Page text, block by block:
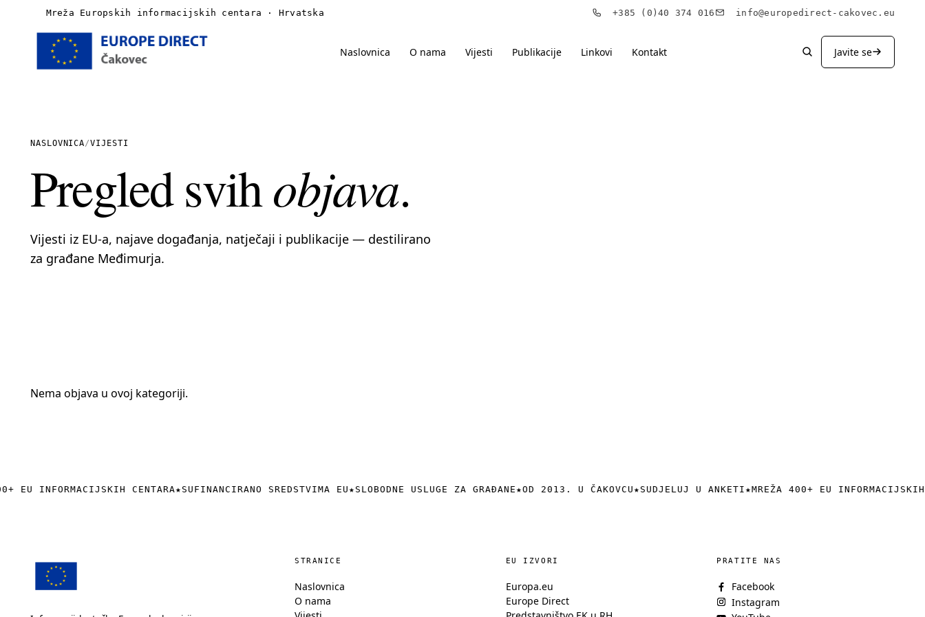
Mreža Europskih informacijskih centara · Hrvatska +385 (0)40 374 016 info@europedirect-cakovec.eu
Naslovnica O nama Vijesti Publikacije Linkovi Kontakt Javite se
Vijesti
Publikacije
Linkovi
NASLOVNICA/VIJESTI
Pregled svihobjava.
Vijesti iz EU-a, najave događanja, natječaji i publikacije — destilirano
za građane Međimurja.
Nema objava u ovoj kategoriji.
EU INFORMACIJSKIH CENTARA★SUFINANCIRANO SREDSTVIMA EU★SLOBODNE USLUGE ZA GRAĐANE★OD 2013. U ČAKOVCU★SUDJELUJ U ANKETI★MREŽA 400+ EU INFORMACIJSKIH
STRANICE
Naslovnica
O nama
EU IZVORI
Europa.eu
Europe Direct
PRATITE NAS
Facebook
Instagram